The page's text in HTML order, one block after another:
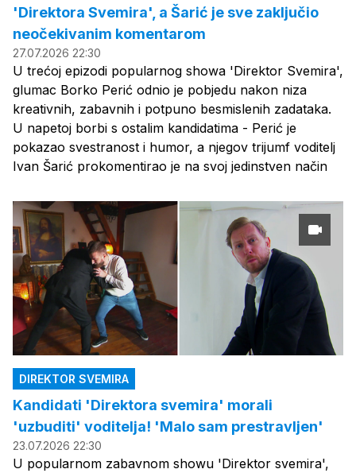
'Direktora Svemira', a Šarić je sve zaključio
neočekivanim komentarom
27.07.2026 22:30
U trećoj epizodi popularnog showa 'Direktor Svemira',
glumac Borko Perić odnio je pobjedu nakon niza
kreativnih, zabavnih i potpuno besmislenih zadataka.
U napetoj borbi s ostalim kandidatima - Perić je
pokazao svestranost i humor, a njegov trijumf voditelj
Ivan Šarić prokomentirao je na svoj jedinstven način
DIREKTOR SVEMIRA
Kandidati 'Direktora svemira' morali
'uzbuditi' voditelja! 'Malo sam prestravljen'
23.07.2026 22:30
U popularnom zabavnom showu 'Direktor svemira',